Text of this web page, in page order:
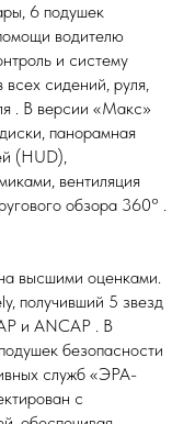
6 подушек
водителю
и систему
всех сидений, руля,
. В версии «Макс»
панорамная
(HUD),
вентиляция
обзора 360° .
высшими оценками.
получивший 5 звезд
и ANCAP . В
безопасности
служб «ЭРА-
с